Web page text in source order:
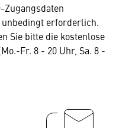
Zugangsdaten
erforderlich.
Sie bitte die kostenlose
Fr. 8 - 20 Uhr, Sa. 8 -